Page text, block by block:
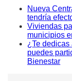
Nueva
tendría
Viviendas
municipios
¿Te
puedes
Bienestar